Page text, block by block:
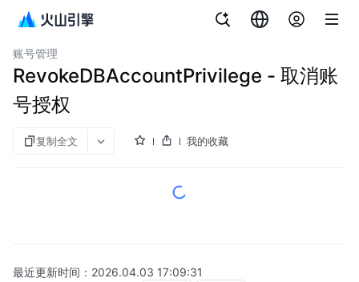
云数据库 SQL Server 版
账号管理
RevokeDBAccountPrivilege - 取消账
号授权
复制全文 我的收藏
最近更新时间： 2026.04.03 17:09:31